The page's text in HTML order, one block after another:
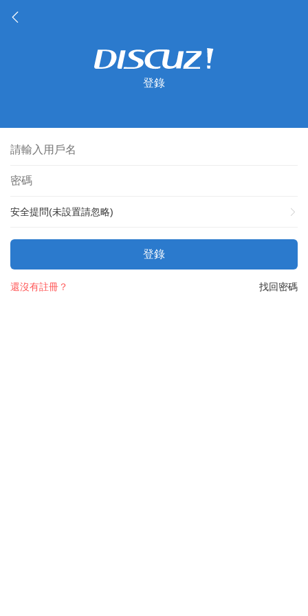
登錄
安全提問(未設置請忽略)
登錄
找回密碼
還沒有註冊？